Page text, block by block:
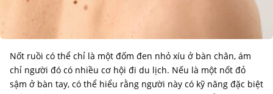
Nốt ruồi có thể chỉ là một đốm đen nhỏ xíu ở bàn chân, ám
chỉ người đó có nhiều cơ hội đi du lịch. Nếu là một nốt đỏ
sậm ở bàn tay, có thể hiểu rằng người này có kỹ năng đặc biệt